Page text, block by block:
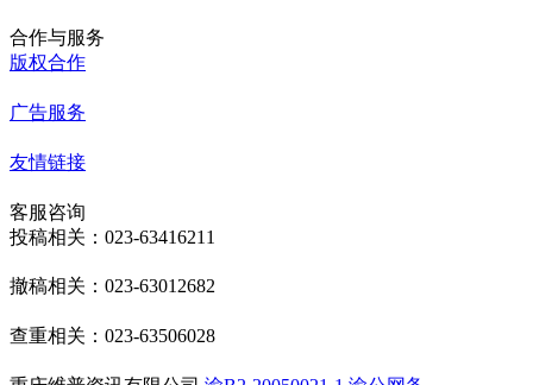
合作与服务
版权合作
广告服务
友情链接
客服咨询
投稿相关：023-63416211
撤稿相关：023-63012682
查重相关：023-63506028